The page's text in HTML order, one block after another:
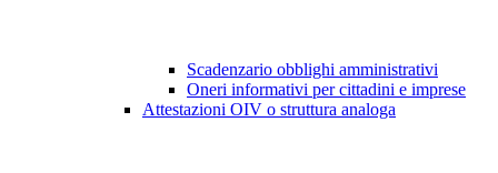
Scadenzario obblighi amministrativi
Oneri informativi per cittadini e imprese
Attestazioni OIV o struttura analoga